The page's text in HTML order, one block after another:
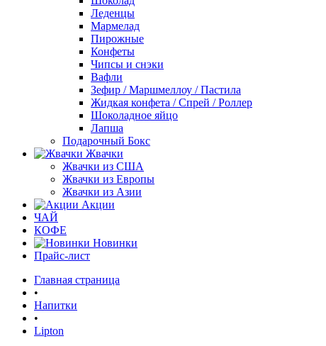
Леденцы
Мармелад
Пирожные
Конфеты
Чипсы и снэки
Вафли
Зефир / Маршмеллоу / Пастила
Жидкая конфета / Спрей / Роллер
Шоколадное яйцо
Лапша
Подарочный Бокс
Жвачки
Жвачки из США
Жвачки из Европы
Жвачки из Азии
Акции
ЧАЙ
КОФЕ
Новинки
Прайс-лист
Главная страница
•
Напитки
•
Lipton